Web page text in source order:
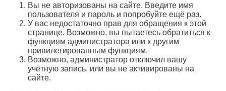
Вы не авторизованы на сайте. Введите имя
пользователя и пароль и попробуйте ещё раз.
У вас недостаточно прав для обращения к этой
странице. Возможно, вы пытаетесь обратиться к
функциям администратора или к другим
привилегированным функциям.
Возможно, администратор отключил вашу
учётную запись, или вы не активированы на
сайте.